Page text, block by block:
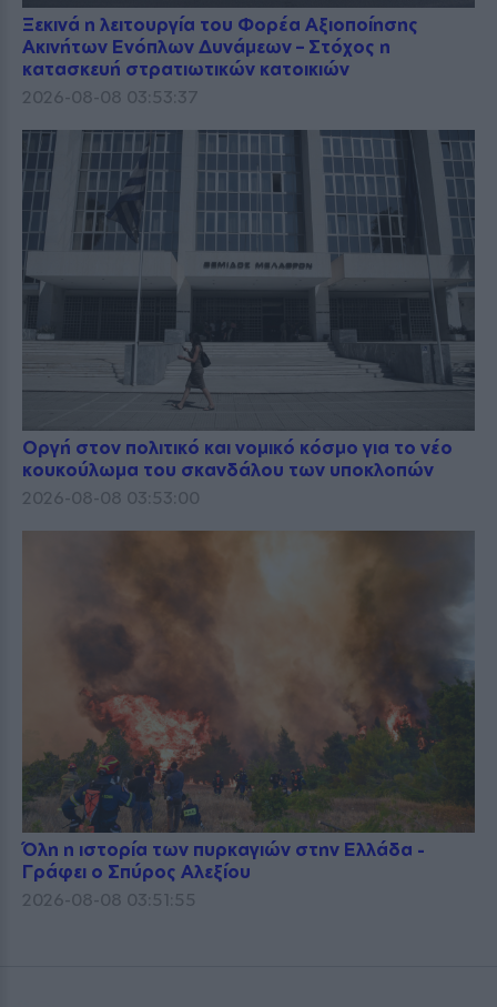
Ξεκινά η λειτουργία του Φορέα Αξιοποίησης
Ακινήτων Ενόπλων Δυνάμεων – Στόχος η
κατασκευή στρατιωτικών κατοικιών
2026-08-08 03:53:37
Οργή στον πολιτικό και νομικό κόσμο για το νέο
κουκούλωμα του σκανδάλου των υποκλοπών
2026-08-08 03:53:00
Όλη η ιστορία των πυρκαγιών στην Ελλάδα -
Γράφει ο Σπύρος Αλεξίου
2026-08-08 03:51:55